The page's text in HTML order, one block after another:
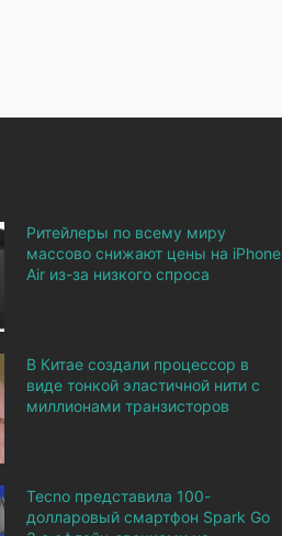
Ритейлеры по всему миру
массово снижают цены на iPhone
Air из-за низкого спроса
В Китае создали процессор в
виде тонкой эластичной нити с
миллионами транзисторов
Tecno представила 100-
долларовый смартфон Spark Go